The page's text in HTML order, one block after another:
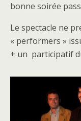
bonne soirée
Le spectacle ne
« performers »
+ un participatif